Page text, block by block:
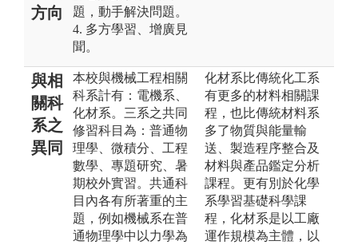
方向
題，動手解決問題。
4. 多方學習、增廣見
聞。
與相
關科
系之
異同
本校與機械工程相關
科系計有：電機系、
化材系。三系之共同
修習科目為：普通物
理學、微積分、工程
數學、專題研究、暑
期校外實習。共通科
目內各有所著重的主
題，例如機械系在普
通物理學中以力學為
化材系比傳統化工系
有更多的材料相關課
程，也比傳統材料系
多了物質與能量輸
送、製造程序整合及
材料與產品鑑定分析
課程。更有別於化學
系學習基礎科學課
程，化材系是以工廠
運作規模為主體，以